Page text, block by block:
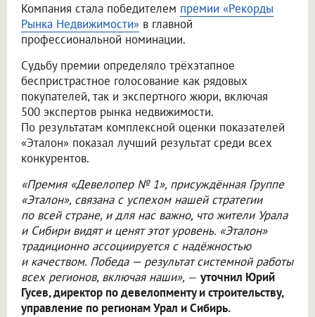
Компания стала победителем премии «Рекорды
Рынка Недвижимости» в главной
профессиональной номинации.
Судьбу премии определяло трёхэтапное
беспристрастное голосование как рядовых
покупателей, так и экспертного жюри, включая
500 экспертов рынка недвижимости.
По результатам комплексной оценки показателей
«Эталон» показал лучший результат среди всех
конкурентов.
«Премия «Девелопер № 1», присуждённая Группе
«Эталон», связана с успехом нашей стратегии
по всей стране, и для нас важно, что жители Урала
и Сибири видят и ценят этот уровень. «Эталон»
традиционно ассоциируется с надёжностью
и качеством. Победа — результат системной работы
всех регионов, включая наши», — уточнил Юрий
Гусев, директор по девелопменту и строительству,
управление по регионам Урал и Сибирь.